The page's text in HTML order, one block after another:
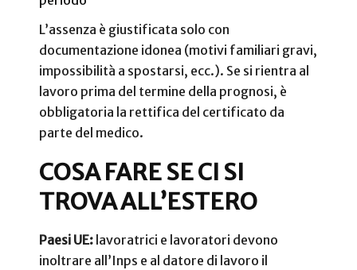
L’assenza è giustificata solo con
documentazione idonea (motivi familiari gravi,
impossibilità a spostarsi, ecc.). Se si rientra al
lavoro prima del termine della prognosi, è
obbligatoria la rettifica del certificato da
parte del medico.
COSA FARE SE CI SI
TROVA ALL’ESTERO
Paesi UE: lavoratrici e lavoratori devono
inoltrare all’Inps e al datore di lavoro il